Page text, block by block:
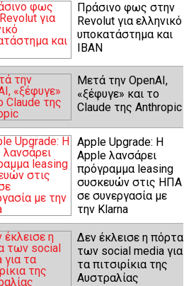
Πράσινο φως στην
Revolut για ελληνικό
υποκατάστημα και
IBAN
Μετά την OpenAI,
«ξέφυγε» και το
Claude της Anthropic
Apple Upgrade: Η
Apple λανσάρει
πρόγραμμα leasing
συσκευών στις ΗΠΑ
σε συνεργασία με
την Klarna
Δεν έκλεισε η πόρτα
των social media για
τα πιτσιρίκια της
Αυστραλίας